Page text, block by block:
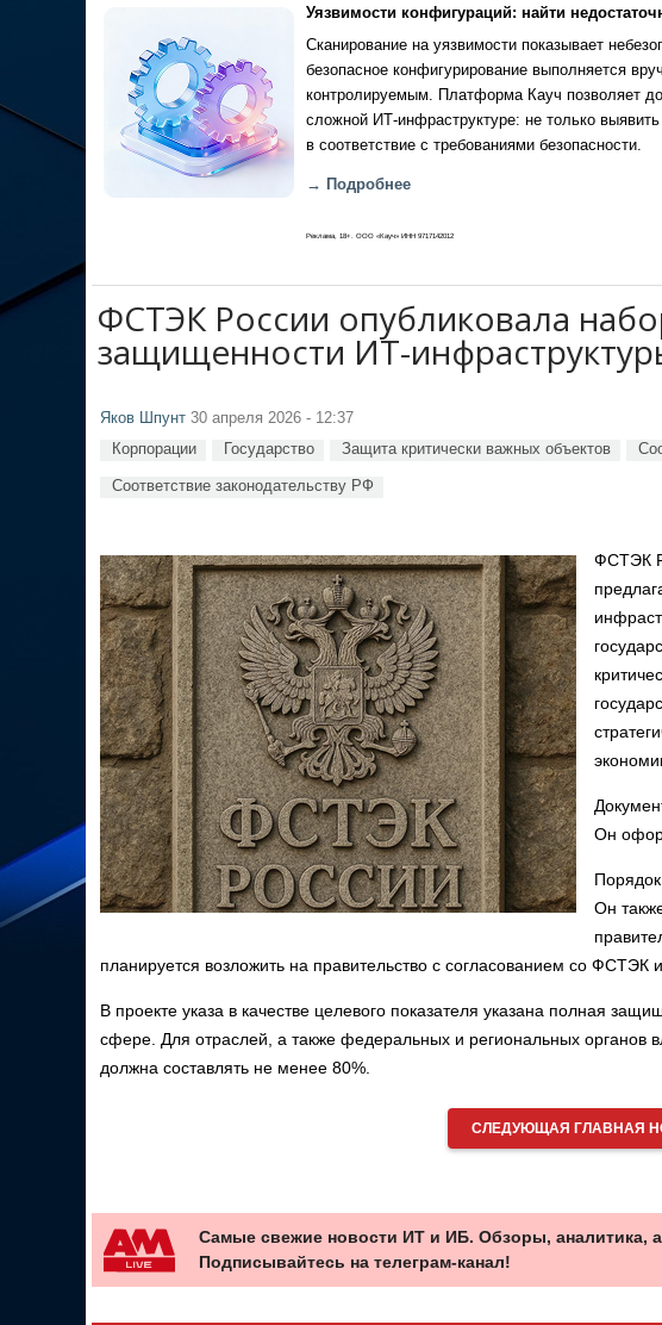
Уязвимости конфигураций: найти
Сканирование на уязвимости показывает
безопасное конфигурирование выполняется
контролируемым. Платформа Кауч позволяет
сложной ИТ-инфраструктуре: не только
в соответствие с требованиями безопасности.
→ Подробнее
Реклама, 18+. ООО «Кауч» ИНН 9717142012
ФСТЭК России опубликовала
защищенности ИТ-
Яков Шпунт 30 апреля 2026 - 12:37
Корпорации Государство Защита критически важных объектов
Соответствие законодательству РФ
ФСТЭК
Он
Он
планируется возложить на правительство с согласованием со ФСТЭК
В проекте указа в качестве целевого показателя указана полная
сфере. Для отраслей, а также федеральных и региональных органов
должна составлять не менее 80%.
СЛЕДУЮЩАЯ ГЛАВНАЯ
Самые свежие новости ИТ и ИБ. Обзоры, аналитика,
Подписывайтесь на телеграм-канал!